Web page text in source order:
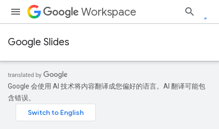
Workspace
Google Slides
Google 会使用 AI 技术将内容翻译成您偏好的语言。AI 翻译可能包
含错误。